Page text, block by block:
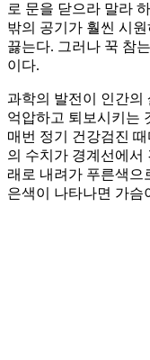
로 문을 닫으라 말라
밖의 공기가 훨씬 시
끓는다. 그러나 꾹 참
이다.
과학의 발전이 인간의
억압하고 퇴보시키는
매번 정기 건강검진
의 수치가 경계선에서
래로 내려가 푸른색으
은색이 나타나면 가슴